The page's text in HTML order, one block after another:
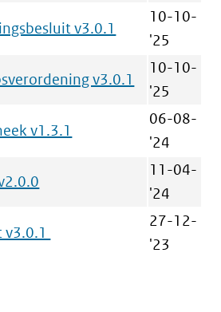
v3.0.1
10-10-
'25
v3.0.1
10-10-
'25
v1.3.1
06-08-
'24
11-04-
'24
v3.0.1
27-12-
'23